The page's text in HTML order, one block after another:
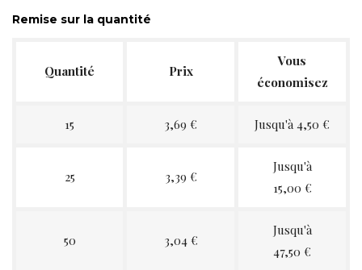
Remise sur la quantité
Quantité Prix
Vous
économisez
15 3,69 € Jusqu'à 4,50 €
25 3,39 €
Jusqu'à
15,00 €
50 3,04 €
Jusqu'à
47,50 €